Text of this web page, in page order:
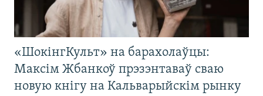
«ШокінгКульт» на барахолаўцы:
Максім Жбанкоў прэзэнтаваў сваю
новую кнігу на Кальварыйскім рынку